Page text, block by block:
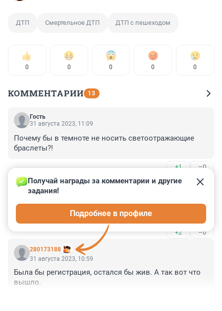
ДТП Смертельное ДТП ДТП с пешеходом
0 0 0 0 0
КОММЕНТАРИИ 13
Гость
31 августа 2023, 11:09
Почему бы в темноте не носить светоотражающие
браслеты?!
+1 –0
Гость
31 августа 2023, 11:08
Расследование ведёт СУ УМВД по Всеволожскому
району - пиши пропало!
+2 –0
280173188
Получай награды за комментарии и другие
задания!
Подробнее в профиле
31 августа 2023, 10:59
Была бы регистрация, остался бы жив. А так вот что
вышло.